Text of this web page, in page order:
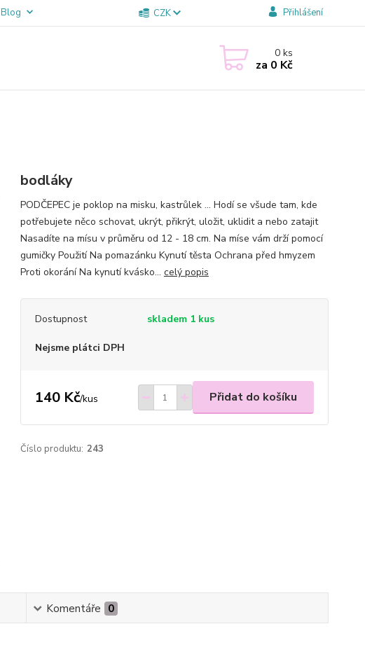
Blog CZK Přihlášení
0ks
za 0 Kč
bodláky
PODČEPEC je poklop na misku, kastrůlek ... Hodí se všude tam, kde
potřebujete něco schovat, ukrýt, přikrýt, uložit, uklidit a nebo zatajit
Nasadíte na mísu v průměru od 12 - 18 cm. Na míse vám drží pomocí
gumičky Použití Na pomazánku Kynutí těsta Ochrana před hmyzem
Proti okorání Na kynutí kvásko... celý popis
Dostupnost skladem 1 kus
Nejsme plátci DPH
140 Kč/kus Přidat do košíku
Číslo produktu: 243
Komentáře 0